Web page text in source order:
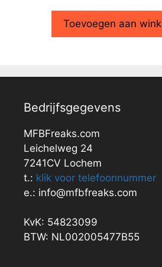
Toevoegen aan
Bedrijfsgegevens
MFBFreaks.com
Leichelweg 24
7241CV Lochem
t.: klik voor telefoonnummer
e.: info@mfbfreaks.com
KvK: 54823099
BTW: NL002005477B55